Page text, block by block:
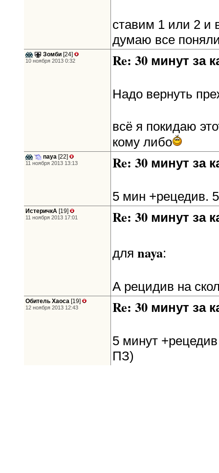
ставим 1 или 2 и
думаю все
Зомби [24]
10 ноября 2013 0:32 Re: 30 минут за
Надо вернуть
всё я покидаю
кому либо
naya [22]
11 ноября 2013 13:13 Re: 30 минут за
5 мин +рецедив.
ИстеричкА [19]
11 ноября 2013 17:01 Re: 30 минут за
для naya:
А рецидив на
Обитель Хаоса [19]
12 ноября 2013 12:43 Re: 30 минут за
5 минут
ПЗ)